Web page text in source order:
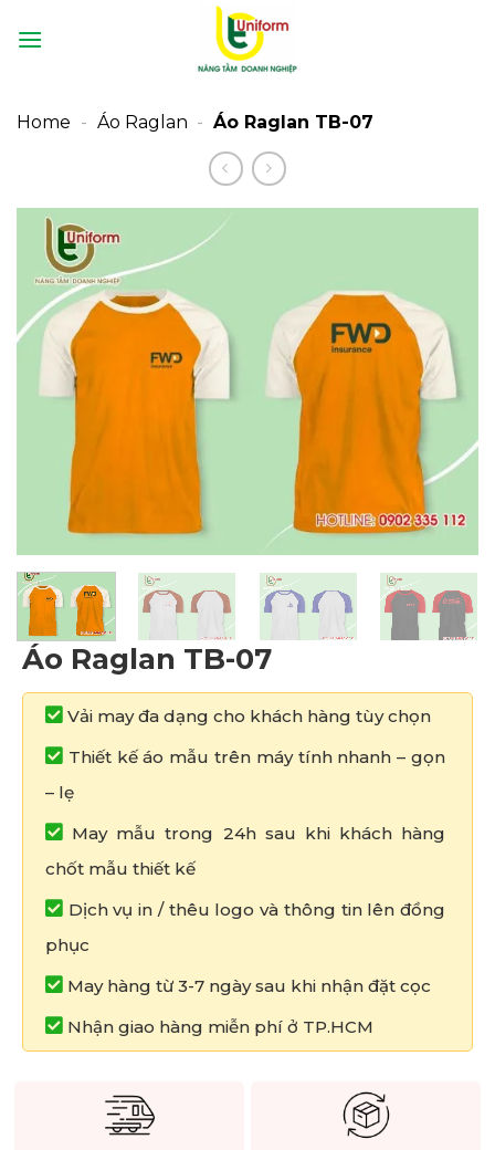
qua
Home - Áo Raglan - Áo Raglan TB-07
Áo Raglan TB-07
Vải may đa dạng cho khách hàng tùy chọn
Thiết kế áo mẫu trên máy tính nhanh – gọn
– lẹ
May mẫu trong 24h sau khi khách hàng
chốt mẫu thiết kế
Dịch vụ in / thêu logo và thông tin lên đồng
phục
May hàng từ 3-7 ngày sau khi nhận đặt cọc
Nhận giao hàng miễn phí ở TP.HCM